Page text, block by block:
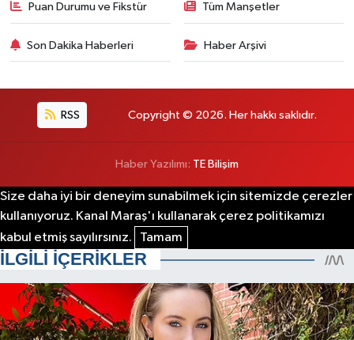
Puan Durumu ve Fikstür Tüm Manşetler
Son Dakika Haberleri Haber Arşivi
RSS Copyright © 2026. Her hakkı saklıdır.
Haber Yazılımı: TE Bilişim
Size daha iyi bir deneyim sunabilmek için sitemizde çerezler
kullanıyoruz. Kanal Maraş'ı kullanarak çerez politikamızı
kabul etmiş sayılırsınız.
Tamam